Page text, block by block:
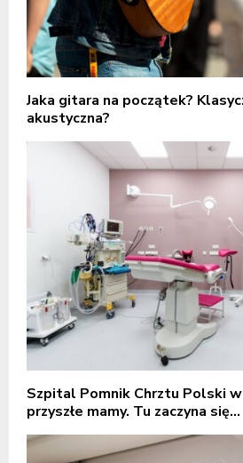
Jaka gitara na początek?
akustyczna?
Szpital Pomnik Chrztu Polski
przyszłe mamy. Tu zaczyna się...